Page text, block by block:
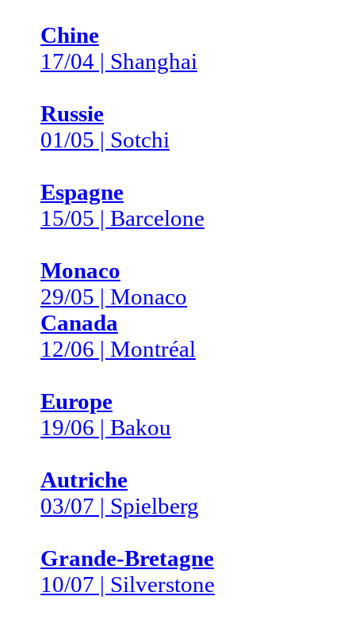
Chine
17/04 | Shanghai
Russie
01/05 | Sotchi
Espagne
15/05 | Barcelone
Monaco
29/05 | Monaco
Canada
12/06 | Montréal
Europe
19/06 | Bakou
Autriche
03/07 | Spielberg
Grande-Bretagne
10/07 | Silverstone